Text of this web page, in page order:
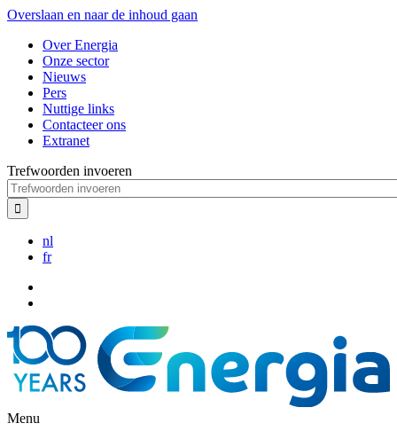
Overslaan en naar de inhoud gaan
Over Energia
Onze sector
Nieuws
Pers
Nuttige links
Contacteer ons
Extranet
Trefwoorden invoeren
nl
fr
Menu